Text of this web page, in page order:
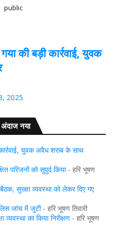
public
की बड़ी कार्रवाई, युवक
2025
नया
युवक अवैध शराब के साथ
परिजनों को सुपुर्द किया- हरि भूषण
सुरक्षा व्यवस्था को लेकर दिए गए
जांच में जुटी- हरि भूषण तिवारी
व्यवस्था का किया निरीक्षण - हरि भूषण